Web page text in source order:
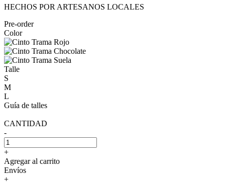
HECHOS POR ARTESANOS LOCALES
Pre-order
Color
Talle
S
M
L
Guía de talles
CANTIDAD
-
+
Agregar al carrito
Envíos
+